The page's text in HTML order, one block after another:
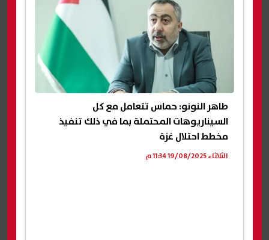
طاهر النونو: حماس تتعامل مع كل
السيناريوهات المحتملة بما في ذلك تنفيذ
مخطط احتلال غزة
الثلاثاء 19/08/2025 11:34 م